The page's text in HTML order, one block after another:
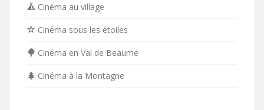
Cinéma au village
Cinéma sous les étoiles
Cinéma en Val de Beaume
Cinéma à la Montagne